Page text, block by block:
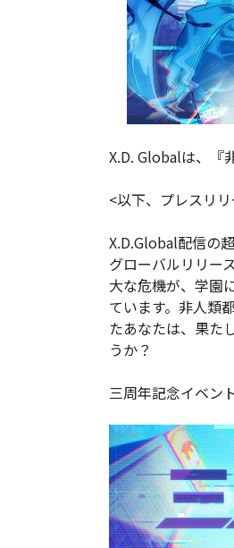
X.D. Globalは、『
<以下、プレスリ
X.D.Global配信の
グローバルリリー
大な危機が、学園
ています。非人類
たあなたは、果た
うか？
三周年記念イベン